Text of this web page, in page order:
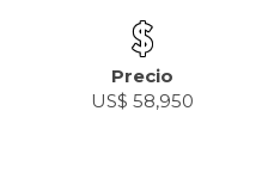
Precio
US$ 58,950